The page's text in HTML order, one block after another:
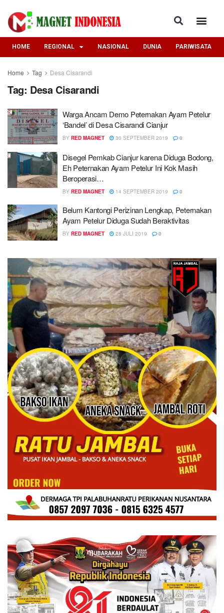
HOME REGIONAL NASIONAL DUNIA PARIWISATA
Home Tag Desa Cisarandi
Tag: Desa Cisarandi
Warga Ancam Demo Peternakan Ayam Petelur
‘Bandel’ di Desa Cisarandi Cianjur
BY RED MAGNET 30 SEPTEMBER 2019 0
Disegel Pemkab Cianjur karena Diduga Bodong,
Eh Peternakan Ayam Petelur Ini Kok Masih
Beroperasi…
BY RED MAGNET 14 SEPTEMBER 2019 0
Belum Kantongi Perizinan Lengkap, Peternakan
Ayam Petelur Diduga Sudah Beraktivitas
BY RED MAGNET 28 JULI 2019 0